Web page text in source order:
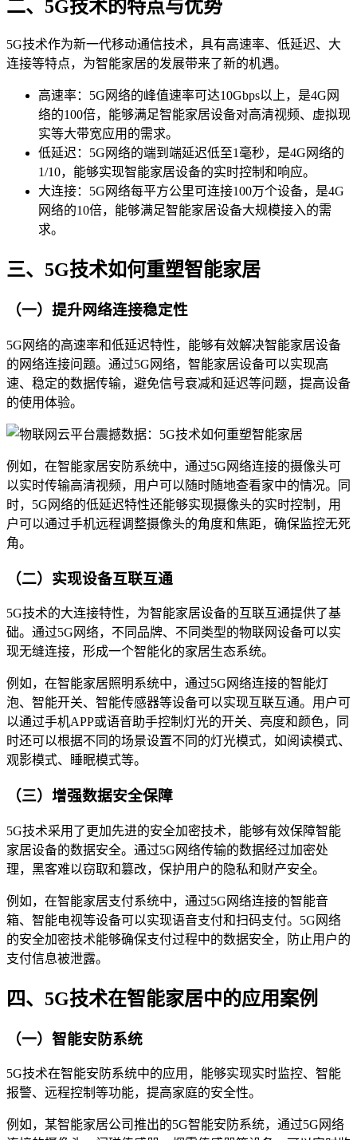
二、5G技术的特点与优势
5G技术作为新一代移动通信技术，具有高速率、低延迟、大
连接等特点，为智能家居的发展带来了新的机遇。
高速率：5G网络的峰值速率可达10Gbps以上，是4G网
络的100倍，能够满足智能家居设备对高清视频、虚拟现
实等大带宽应用的需求。
低延迟：5G网络的端到端延迟低至1毫秒，是4G网络的
1/10，能够实现智能家居设备的实时控制和响应。
大连接：5G网络每平方公里可连接100万个设备，是4G
网络的10倍，能够满足智能家居设备大规模接入的需
求。
三、5G技术如何重塑智能家居
（一）提升网络连接稳定性
5G网络的高速率和低延迟特性，能够有效解决智能家居设备
的网络连接问题。通过5G网络，智能家居设备可以实现高
速、稳定的数据传输，避免信号衰减和延迟等问题，提高设备
的使用体验。
例如，在智能家居安防系统中，通过5G网络连接的摄像头可
以实时传输高清视频，用户可以随时随地查看家中的情况。同
时，5G网络的低延迟特性还能够实现摄像头的实时控制，用
户可以通过手机远程调整摄像头的角度和焦距，确保监控无死
角。
（二）实现设备互联互通
5G技术的大连接特性，为智能家居设备的互联互通提供了基
础。通过5G网络，不同品牌、不同类型的物联网设备可以实
现无缝连接，形成一个智能化的家居生态系统。
例如，在智能家居照明系统中，通过5G网络连接的智能灯
泡、智能开关、智能传感器等设备可以实现互联互通。用户可
以通过手机APP或语音助手控制灯光的开关、亮度和颜色，同
时还可以根据不同的场景设置不同的灯光模式，如阅读模式、
观影模式、睡眠模式等。
（三）增强数据安全保障
5G技术采用了更加先进的安全加密技术，能够有效保障智能
家居设备的数据安全。通过5G网络传输的数据经过加密处
理，黑客难以窃取和篡改，保护用户的隐私和财产安全。
例如，在智能家居支付系统中，通过5G网络连接的智能音
箱、智能电视等设备可以实现语音支付和扫码支付。5G网络
的安全加密技术能够确保支付过程中的数据安全，防止用户的
支付信息被泄露。
四、5G技术在智能家居中的应用案例
（一）智能安防系统
5G技术在智能安防系统中的应用，能够实现实时监控、智能
报警、远程控制等功能，提高家庭的安全性。
例如，某智能家居公司推出的5G智能安防系统，通过5G网络